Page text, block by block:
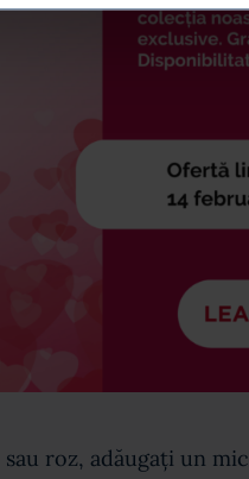
roz, adăugați un